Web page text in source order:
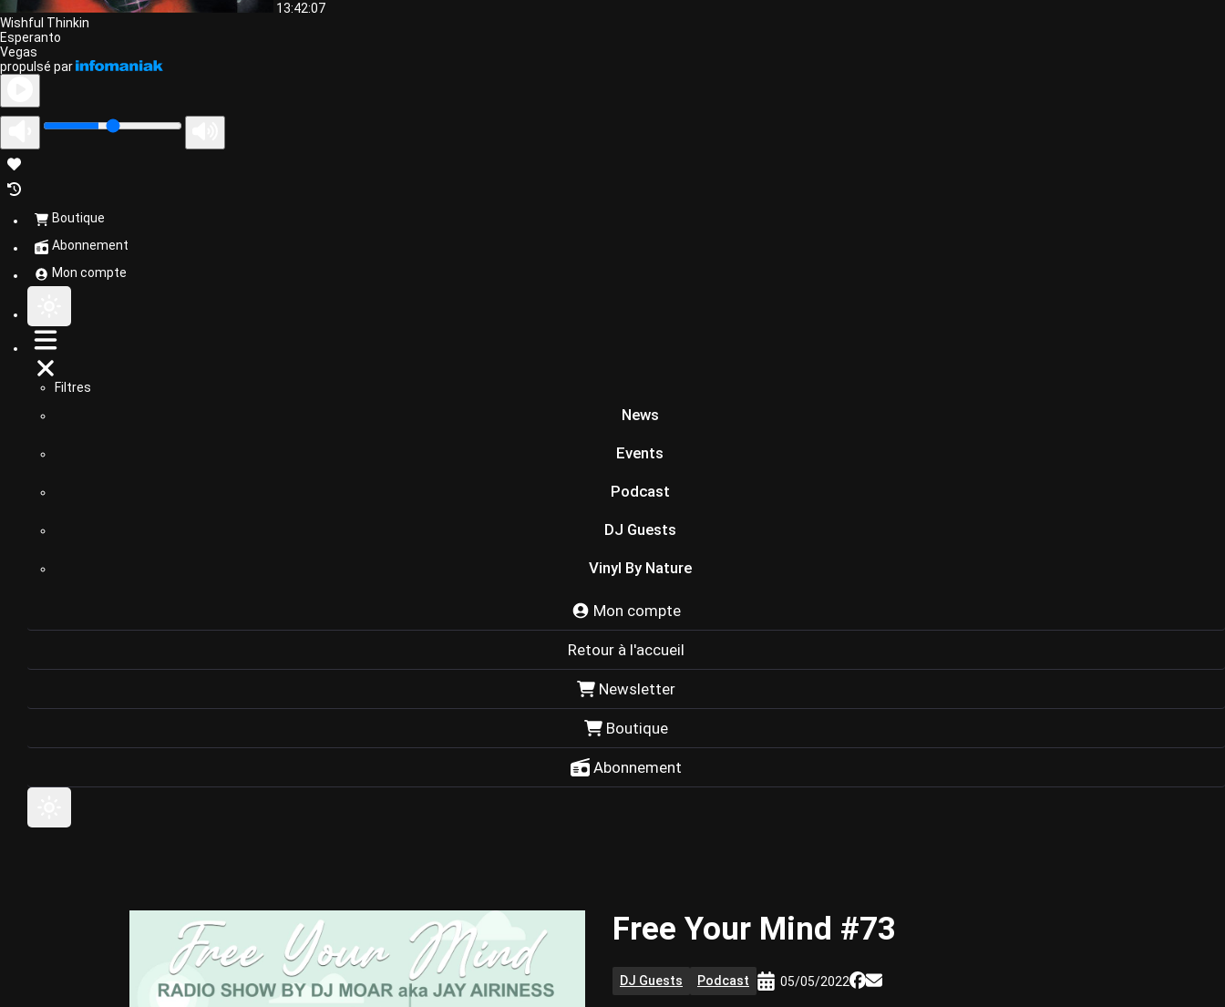
13:42:07
Wishful Thinkin
Esperanto
Vegas
propulsé par
Boutique
Abonnement
Mon compte
Filtres
News
Events
Podcast
DJ Guests
Vinyl By Nature
Mon compte
Retour à l'accueil
Newsletter
Boutique
Abonnement
Free Your Mind #73
DJ Guests Podcast 05/05/2022